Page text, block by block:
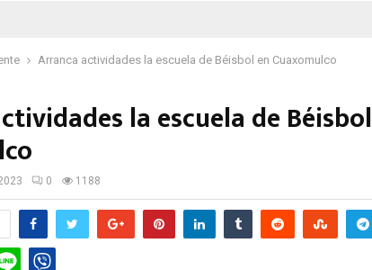
Arranca actividades la escuela de Béisbol en Cuaxomulco
la escuela de
0 1188